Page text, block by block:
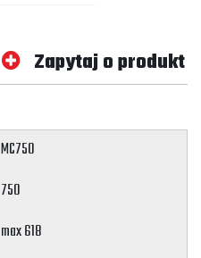
MC750
750
max 618
Zapytaj o produkt